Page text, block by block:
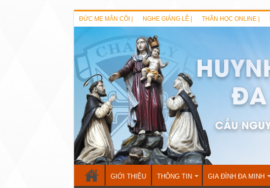
ĐỨC MẸ MÂN CÔI | NGHE GIẢNG LỄ | THẦN HỌC ONLINE |
GIỚI THIỆU THÔNG TIN GIA ĐÌNH ĐA MINH